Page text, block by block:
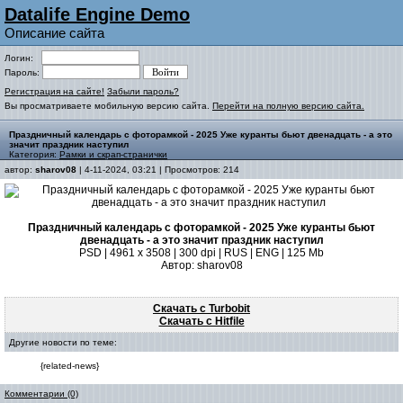
Datalife Engine Demo
Описание сайта
Логин:
Пароль:
Регистрация на сайте! Забыли пароль?
Вы просматриваете мобильную версию сайта. Перейти на полную версию сайта.
Праздничный календарь с фоторамкой - 2025 Уже куранты бьют двенадцать - а это
значит праздник наступил
Категория: Рамки и скрап-странички
автор: sharov08 | 4-11-2024, 03:21 | Просмотров: 214
Праздничный календарь с фоторамкой - 2025 Уже куранты бьют
двенадцать - а это значит праздник наступил
PSD | 4961 х 3508 | 300 dpi | RUS | ENG | 125 Mb
Автор: sharov08
Скачать с Turbobit
Скачать с Hitfile
Другие новости по теме:
{related-news}
Комментарии (0)